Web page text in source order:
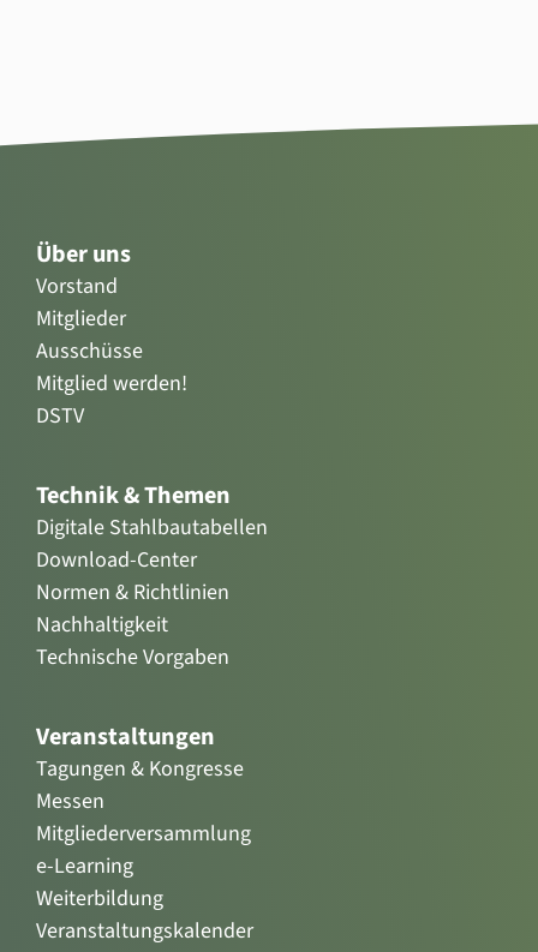
Über uns
Vorstand
Mitglieder
Ausschüsse
Mitglied werden!
DSTV
Technik & Themen
Digitale Stahlbautabellen
Download-Center
Normen & Richtlinien
Nachhaltigkeit
Technische Vorgaben
Veranstaltungen
Tagungen & Kongresse
Messen
Mitgliederversammlung
e-Learning
Weiterbildung
Veranstaltungskalender